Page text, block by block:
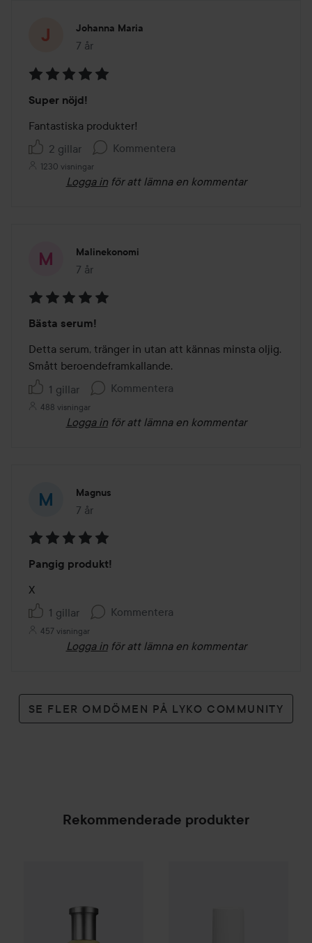
Johanna Maria
7 år
Inlägget skapades 7 år
5
av
5
Super nöjd!
Fantastiska produkter!
2 gillar
Kommentera
1230 visningar
Logga in för att lämna en kommentar
Malinekonomi
7 år
Inlägget skapades 7 år
5
av
5
Bästa serum!
Detta serum, tränger in utan att kännas minsta oljig.
Smått beroendeframkallande.
1 gillar
Kommentera
488 visningar
Logga in för att lämna en kommentar
Magnus
7 år
Inlägget skapades 7 år
5
av
5
Pangig produkt!
X
1 gillar
Kommentera
457 visningar
Logga in för att lämna en kommentar
SE FLER OMDÖMEN PÅ LYKO COMMUNITY
Rekommenderade produkter